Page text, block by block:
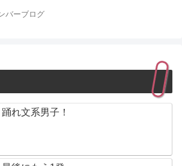
バーブログ
踊れ文系男子！